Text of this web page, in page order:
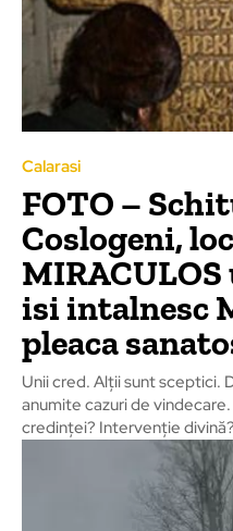
Calarasi
FOTO –
Coslogeni,
isi intalnesc
pleaca
Unii cred. Alții sunt sceptici.
anumite cazuri de
credinței? Intervenție